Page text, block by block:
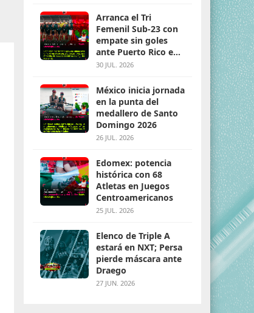
Arranca el Tri
Femenil Sub-23 con
empate sin goles
ante Puerto Rico en
Santo Domingo 2026
30 JUL. 2026
México inicia jornada
en la punta del
medallero de Santo
Domingo 2026
26 JUL. 2026
Edomex: potencia
histórica con 68
Atletas en Juegos
Centroamericanos
25 JUL. 2026
Elenco de Triple A
estará en NXT; Persa
pierde máscara ante
Draego
27 JUN. 2026